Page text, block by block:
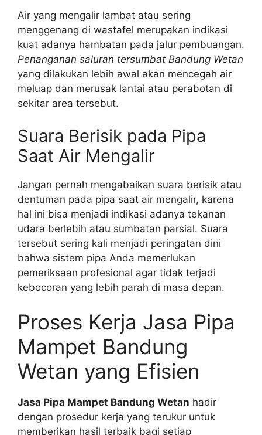
Air yang mengalir lambat atau sering
menggenang di wastafel merupakan indikasi
kuat adanya hambatan pada jalur pembuangan.
Penanganan saluran tersumbat Bandung Wetan
yang dilakukan lebih awal akan mencegah air
meluap dan merusak lantai atau perabotan di
sekitar area tersebut.
Suara Berisik pada Pipa
Saat Air Mengalir
Jangan pernah mengabaikan suara berisik atau
dentuman pada pipa saat air mengalir, karena
hal ini bisa menjadi indikasi adanya tekanan
udara berlebih atau sumbatan parsial. Suara
tersebut sering kali menjadi peringatan dini
bahwa sistem pipa Anda memerlukan
pemeriksaan profesional agar tidak terjadi
kebocoran yang lebih parah di masa depan.
Proses Kerja Jasa Pipa
Mampet Bandung
Wetan yang Efisien
Jasa Pipa Mampet Bandung Wetan hadir
dengan prosedur kerja yang terukur untuk
memberikan hasil terbaik bagi setiap